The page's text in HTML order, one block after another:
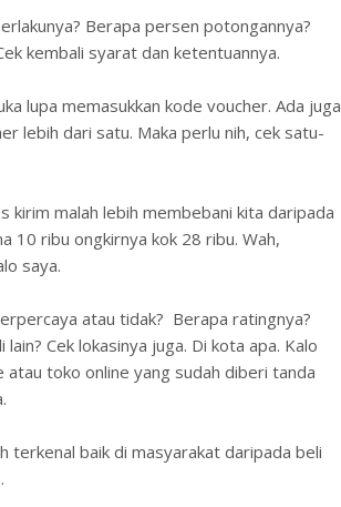
Berapa persen potongannya?
kembali syarat dan ketentuannya.
lupa memasukkan kode voucher. Ada juga
lebih dari satu. Maka perlu nih, cek satu-
kirim malah lebih membebani kita daripada
10 ribu ongkirnya kok 28 ribu. Wah,
saya.
atau tidak? Berapa ratingnya?
Cek lokasinya juga. Di kota apa. Kalo
toko online yang sudah diberi tanda
terkenal baik di masyarakat daripada beli